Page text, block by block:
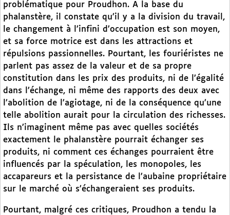
problématique pour Proudhon. A la base du
phalanstère, il constate qu’il y a la division du travail,
le changement à l’infini d’occupation est son moyen,
et sa force motrice est dans les attractions et
répulsions passionnelles. Pourtant, les fouriéristes ne
parlent pas assez de la valeur et de sa propre
constitution dans les prix des produits, ni de l’égalité
dans l’échange, ni même des rapports des deux avec
l’abolition de l’agiotage, ni de la conséquence qu’une
telle abolition aurait pour la circulation des richesses.
Ils n’imaginent même pas avec quelles sociétés
exactement le phalanstère pourrait échanger ses
produits, ni comment ces échanges pourraient être
influencés par la spéculation, les monopoles, les
accapareurs et la persistance de l’aubaine propriétaire
sur le marché où s’échangeraient ses produits.
Pourtant, malgré ces critiques, Proudhon a tendu la